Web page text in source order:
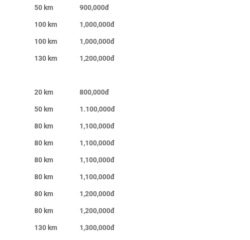
50 km
900,000đ
100 km
1,000,000đ
100 km
1,000,000đ
130 km
1,200,000đ
20 km
800,000đ
50 km
1.100,000đ
80 km
1,100,000đ
80 km
1,100,000đ
80 km
1,100,000đ
80 km
1,100,000đ
80 km
1,200,000đ
80 km
1,200,000đ
130 km
1,300,000đ